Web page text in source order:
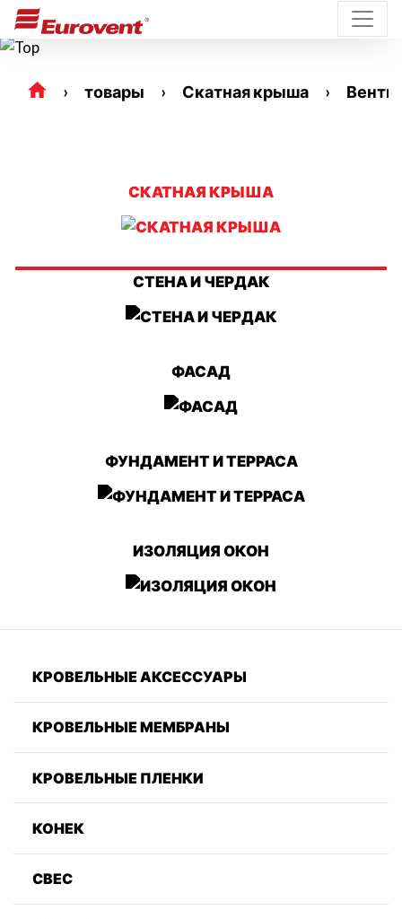
товары Скатная крыша
СКАТНАЯ КРЫША
СТЕНА И ЧЕРДАК
ФАСАД
ФУНДАМЕНТ И ТЕРРАСА
ИЗОЛЯЦИЯ ОКОН
КРОВЕЛЬНЫЕ АКСЕССУАРЫ
КРОВЕЛЬНЫЕ МЕМБРАНЫ
КРОВЕЛЬНЫЕ ПЛЕНКИ
КОНЕК
СВЕС